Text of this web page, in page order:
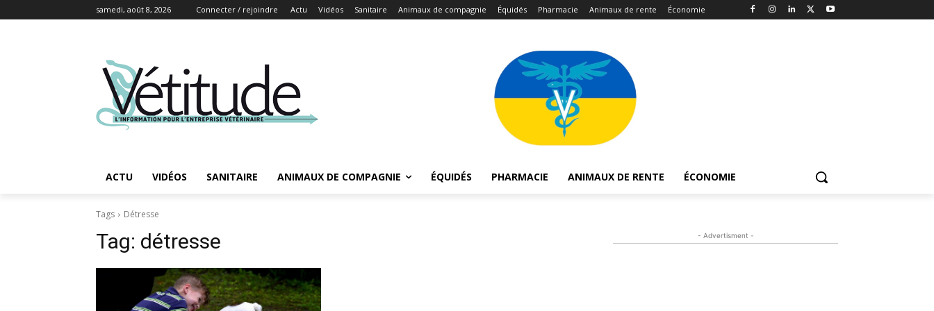
samedi, août 8, 2026 Connecter / rejoindre Actu Vidéos Sanitaire Animaux de compagnie Équidés Pharmacie Animaux de rente Économie
ACTU VIDÉOS SANITAIRE ANIMAUX DE COMPAGNIE ÉQUIDÉS PHARMACIE ANIMAUX DE RENTE ÉCONOMIE
Tags Détresse
Tag: détresse - Advertisment -